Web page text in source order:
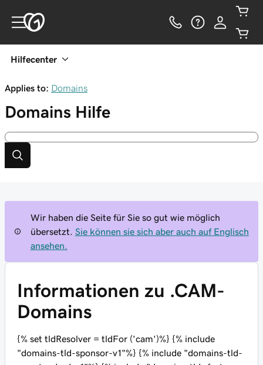
Hilfecenter
Applies to: Domains
Domains Hilfe
Wir haben die Seite für Sie so gut wie möglich
übersetzt.
Sie können sie sich aber auch auf Englisch
ansehen.
Informationen zu .CAM-
Domains
{% set tldResolver = tldFor ('cam')%} {% include
"domains-tld-sponsor-v1"%} {% include "domains-tld-